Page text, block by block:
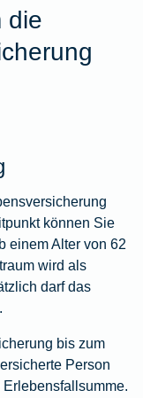
die
können Sie
einem Alter von 62
wird als
darf das
bis zum
Person